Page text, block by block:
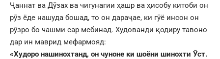
Ҷаннат ва Дӯзах ва чигунагии ҳашр ва ҳисобу китоби он
рӯз ёде нашуда бошад, то он дараҷае, ки гӯё инсон он
рӯзро бо чашми сар мебинад. Худованди қодиру тавоно
дар ин маврид мефармояд:
«Худоро нашинохтанд, он чуноне ки шоёни шинохти Ӯст.